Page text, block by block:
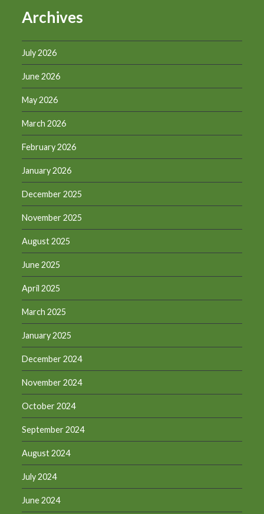
Archives
July 2026
June 2026
May 2026
March 2026
February 2026
January 2026
December 2025
November 2025
August 2025
June 2025
April 2025
March 2025
January 2025
December 2024
November 2024
October 2024
September 2024
August 2024
July 2024
June 2024